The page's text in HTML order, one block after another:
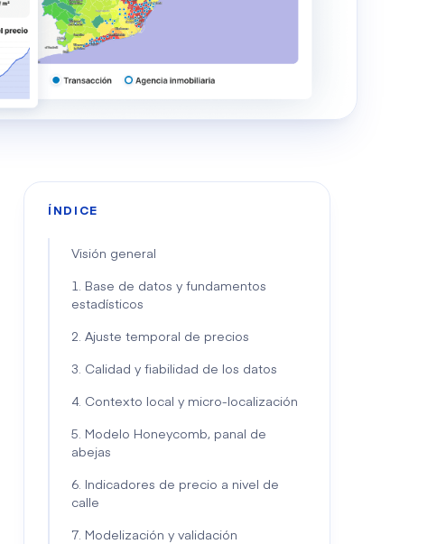
ÍNDICE
Visión general
1. Base de datos y fundamentos
estadísticos
2. Ajuste temporal de precios
3. Calidad y fiabilidad de los datos
4. Contexto local y micro-localización
5. Modelo Honeycomb, panal de
abejas
6. Indicadores de precio a nivel de
calle
7. Modelización y validación